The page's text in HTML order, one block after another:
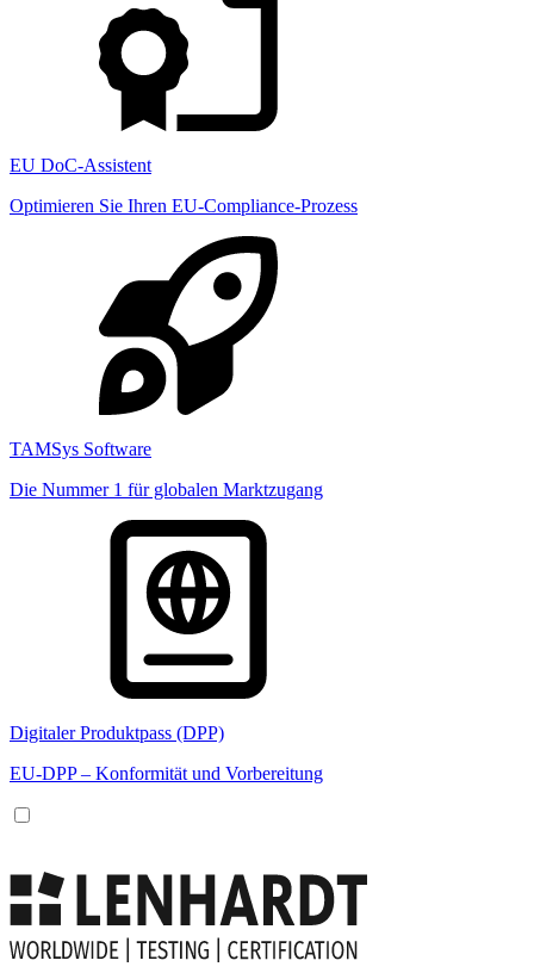
EU DoC-Assistent
Optimieren Sie Ihren EU-Compliance-Prozess
TAMSys Software
Die Nummer 1 für globalen Marktzugang
Digitaler Produktpass (DPP)
EU-DPP – Konformität und Vorbereitung